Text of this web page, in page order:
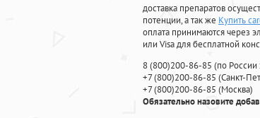
доставка препаратов
потенции, а так же Купить
оплата принимаются через
или Visa для бесплатной
8(800)200-86-85 (по России
+7(800)200-86-85 (Санкт-
+7(800)200-86-85 (Москва)
Обязательно назовите